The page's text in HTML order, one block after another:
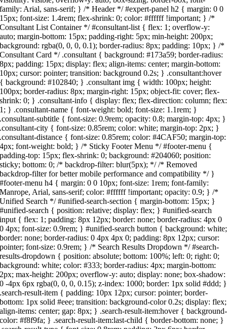
family: Arial, sans-serif; } /* Header */ #expert-panel h2 { margin: 0 0
15px; font-size: 1.4rem; flex-shrink: 0; color: #ffffff !important; } /*
Consultant List Container */ #consultant-list { flex: 1; overflow-y:
auto; margin-bottom: 15px; padding-right: 5px; min-height: 200px;
background: rgba(0, 0, 0, 0.1); border-radius: 8px; padding: 10px; } /*
Consultant Card */ .consultant { background: #173a59; border-radius:
8px; padding: 15px; display: flex; align-items: center; margin-bottom:
10px; cursor: pointer; transition: background 0.2s; } .consultant:hover
{ background: #102840; } .consultant img { width: 100px; height:
100px; border-radius: 8px; margin-right: 15px; object-fit: cover; flex-
shrink: 0; } .consultant-info { display: flex; flex-direction: column; flex:
1; } .consultant-name { font-weight: bold; font-size: 1.1rem; }
.consultant-subtitle { font-size: 0.9rem; opacity: 0.8; margin-top: 4px; }
.consultant-city { font-size: 0.85rem; color: white; margin-top: 2px; }
.consultant-distance { font-size: 0.85rem; color: #4CAF50; margin-top:
4px; font-weight: bold; } /* Sticky Footer Menu */ #footer-menu {
padding-top: 15px; flex-shrink: 0; background: #204060; position:
sticky; bottom: 0; /* backdrop-filter: blur(5px); */ /* Removed
backdrop-filter for better mobile performance and compatibility */ }
#footer-menu h4 { margin: 0 0 10px; font-size: 1rem; font-family:
Manrope, Arial, sans-serif; color: #ffffff !important; opacity: 0.9; } /*
Unified Search */ #unified-search-section { margin-bottom: 15px; }
#unified-search { position: relative; display: flex; } #unified-search
input { flex: 1; padding: 8px 12px; border: none; border-radius: 4px 0
0 4px; font-size: 0.9rem; } #unified-search button { background: white;
border: none; border-radius: 0 4px 4px 0; padding: 8px 12px; cursor:
pointer; font-size: 0.9rem; } /* Search Results Dropdown */ #search-
results-dropdown { position: absolute; bottom: 100%; left: 0; right: 0;
background: white; color: #333; border-radius: 4px; margin-bottom:
2px; max-height: 200px; overflow-y: auto; display: none; box-shadow:
0 -4px 6px rgba(0, 0, 0, 0.15); z-index: 1000; border: 1px solid #ddd; }
.search-result-item { padding: 10px 12px; cursor: pointer; border-
bottom: 1px solid #eee; transition: background-color 0.2s; display: flex;
align-items: center; gap: 8px; } .search-result-item:hover { background-
color: #f8f9fa; } .search-result-item:last-child { border-bottom: none; }